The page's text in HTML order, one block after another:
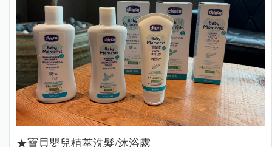
★寶貝嬰兒植萃洗髮/沐浴露